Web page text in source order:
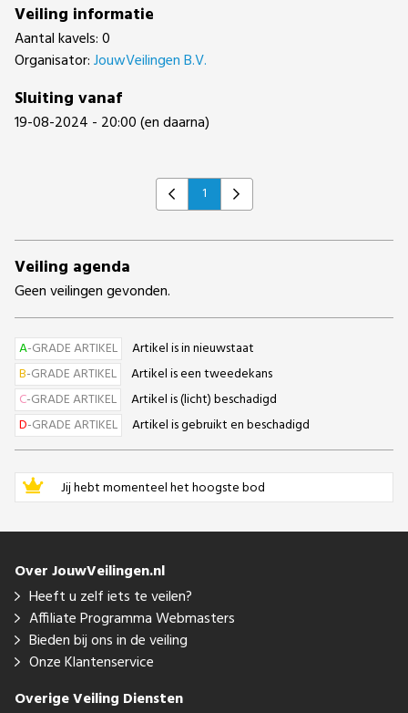
Veiling informatie
Aantal kavels: 0
Organisator:JouwVeilingen B.V.
Sluiting vanaf
19-08-2024 - 20:00 (en daarna)
Previous
1 Next
Veiling agenda
Geen veilingen gevonden.
A-GRADE ARTIKEL
Artikel is in nieuwstaat
B-GRADE ARTIKEL
Artikel is een tweedekans
C-GRADE ARTIKEL
Artikel is (licht) beschadigd
D-GRADE ARTIKEL Artikel is gebruikt en beschadigd
Jij hebt momenteel het hoogste bod
Over JouwVeilingen.nl
Heeft u zelf iets te veilen?
Affiliate Programma Webmasters
Bieden bij ons in de veiling
Onze Klantenservice
Overige Veiling Diensten